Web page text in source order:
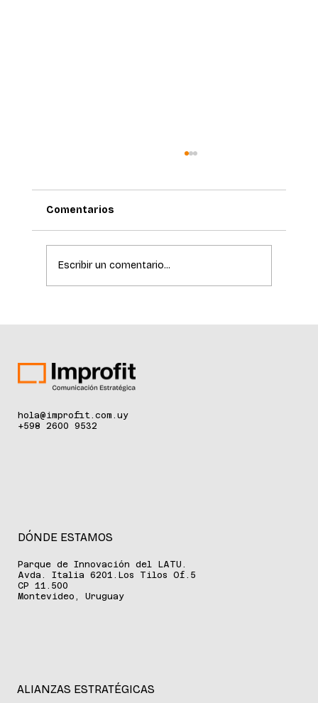
Comentarios
Escribir un comentario...
hola@improfit.com.uy
+598 2600 9532
DÓNDE ESTAMOS
Parque de Innovación del LATU.
Avda. Italia 6201.Los Tilos Of.5
CP 11.500
Montevideo, Uruguay
ALIANZAS ESTRATÉGICAS